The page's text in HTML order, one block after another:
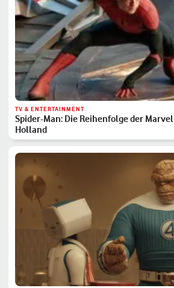
TV & ENTERTAINMENT
Spider-Man: Die Reihenfolge der
Holland